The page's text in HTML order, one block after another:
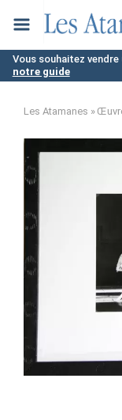
au
contenu
principal
Vous souhaitez
notre guide
Les Atamanes